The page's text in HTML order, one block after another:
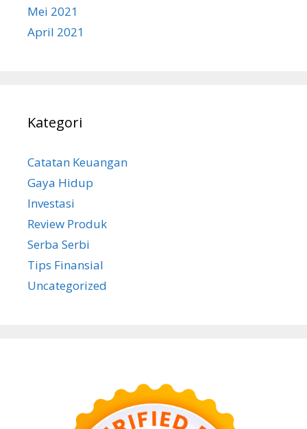
Mei 2021
April 2021
Kategori
Catatan Keuangan
Gaya Hidup
Investasi
Review Produk
Serba Serbi
Tips Finansial
Uncategorized